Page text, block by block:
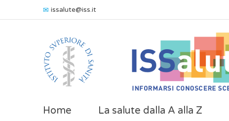
issalute@iss.it
Home La salute dalla A alla Z